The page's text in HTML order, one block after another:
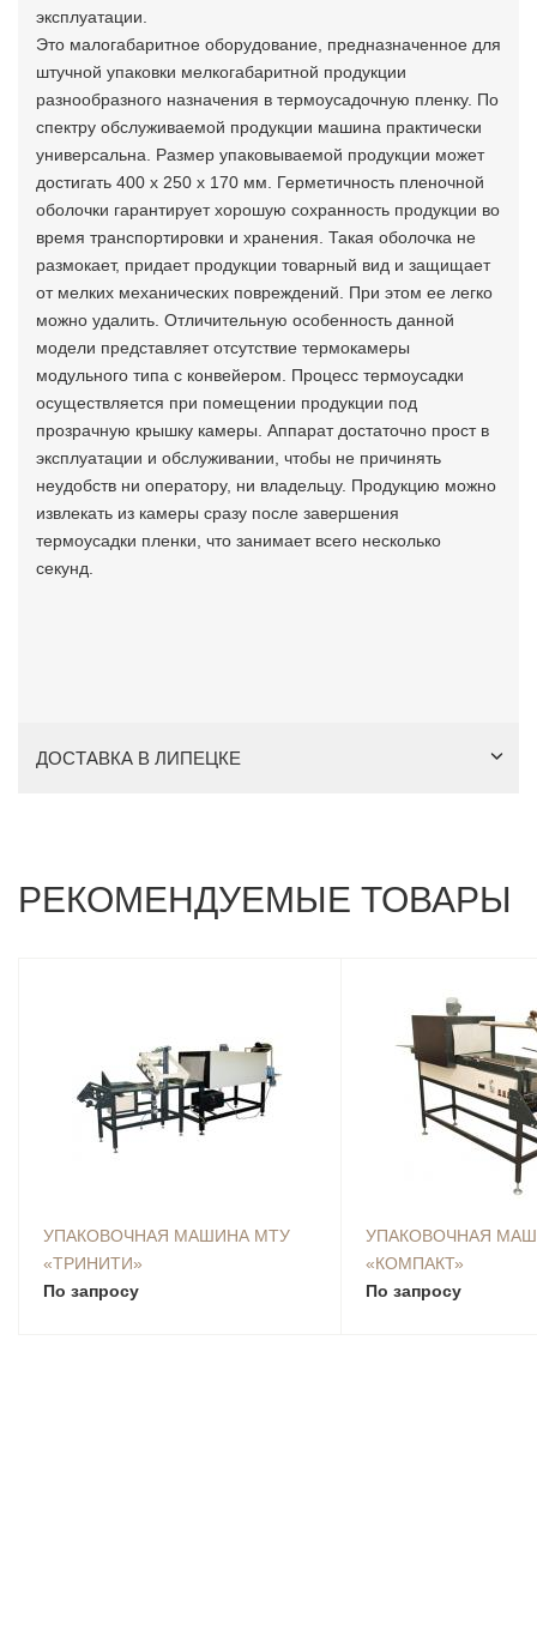
эксплуатации.
Это малогабаритное оборудование, предназначенное для
штучной упаковки мелкогабаритной продукции
разнообразного назначения в термоусадочную пленку. По
спектру обслуживаемой продукции машина практически
универсальна. Размер упаковываемой продукции может
достигать 400 х 250 х 170 мм. Герметичность пленочной
оболочки гарантирует хорошую сохранность продукции во
время транспортировки и хранения. Такая оболочка не
размокает, придает продукции товарный вид и защищает
от мелких механических повреждений. При этом ее легко
можно удалить. Отличительную особенность данной
модели представляет отсутствие термокамеры
модульного типа с конвейером. Процесс термоусадки
осуществляется при помещении продукции под
прозрачную крышку камеры. Аппарат достаточно прост в
эксплуатации и обслуживании, чтобы не причинять
неудобств ни оператору, ни владельцу. Продукцию можно
извлекать из камеры сразу после завершения
термоусадки пленки, что занимает всего несколько
секунд.
ДОСТАВКА В ЛИПЕЦКЕ
РЕКОМЕНДУЕМЫЕ ТОВАРЫ
УПАКОВОЧНАЯ МАШИНА МТУ
«ТРИНИТИ»
По запросу
УПАКОВОЧНАЯ
«КОМПАКТ»
По запросу